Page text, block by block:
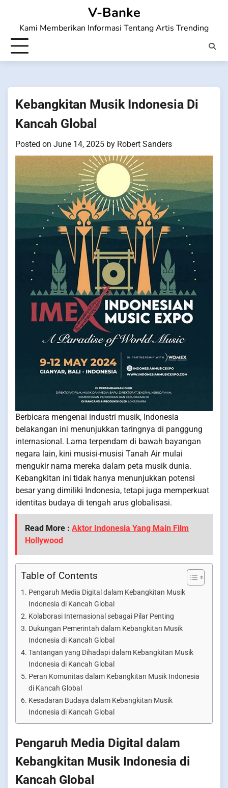
content
V-Banke
Kami Memberikan Informasi Tentang Artis Trending
Kebangkitan Musik Indonesia Di
Kancah Global
Posted on June 14, 2025 by Robert Sanders
Berbicara mengenai industri musik, Indonesia
belakangan ini menunjukkan taringnya di panggung
internasional. Lama terpendam di bawah bayangan
negara lain, kini musisi-musisi Tanah Air mulai
mengukir nama mereka dalam peta musik dunia.
Kebangkitan ini tidak hanya menunjukkan potensi
besar yang dimiliki Indonesia, tetapi juga memperkuat
identitas budaya di tengah arus globalisasi.
Read More : Aktor Indonesia Yang Main Film
Hollywood
Table of Contents
Pengaruh Media Digital dalam Kebangkitan Musik
Indonesia di Kancah Global
Kolaborasi Internasional sebagai Pilar Penting
Dukungan Pemerintah dalam Kebangkitan Musik
Indonesia di Kancah Global
Tantangan yang Dihadapi dalam Kebangkitan Musik
Indonesia di Kancah Global
Peran Komunitas dalam Kebangkitan Musik Indonesia
di Kancah Global
Kesadaran Budaya dalam Kebangkitan Musik
Indonesia di Kancah Global
Pengaruh Media Digital dalam
Kebangkitan Musik Indonesia di
Kancah Global